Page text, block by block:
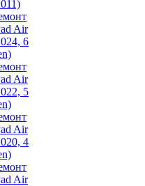
Air
6
Air
5
Air
4
Air